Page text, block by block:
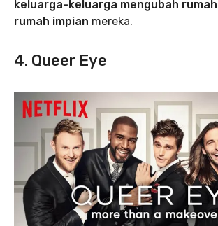
keluarga-keluarga mengubah
rumah impian mereka.
4. Queer Eye